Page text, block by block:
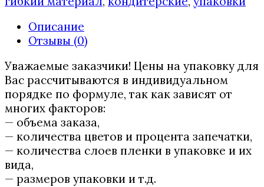
Описание
Отзывы (0)
Уважаемые заказчики! Цены на упаковку для
Вас рассчитываются в индивидуальном
порядке по формуле, так как зависят от
многих факторов:
— объема заказа,
— количества цветов и процента запечатки,
— количества слоев пленки в упаковке и их
вида,
— размеров упаковки и т.д.